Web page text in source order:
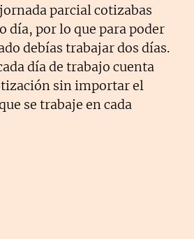
parcial cotizabas
día, por lo que para poder
debías trabajar dos días.
día de trabajo cuenta
sin importar el
se trabaje en cada